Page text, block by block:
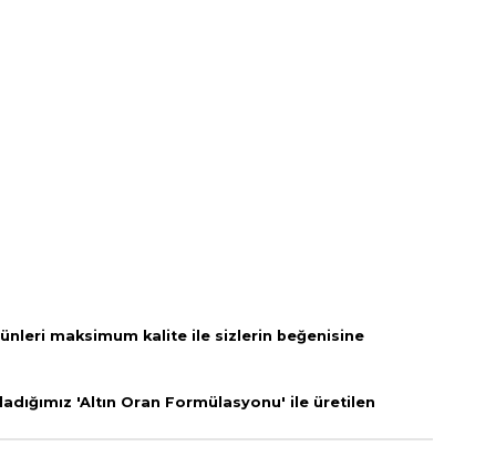
maksimum kalite ile sizlerin beğenisine
'Altın Oran Formülasyonu' ile üretilen